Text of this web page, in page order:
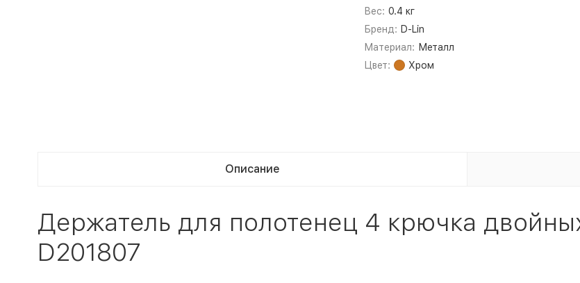
Вес: 0.4 кг
Бренд: D-Lin
Материал: Металл
Цвет:
Хром
Описание
Держатель для полотенец 4 крючка
D201807